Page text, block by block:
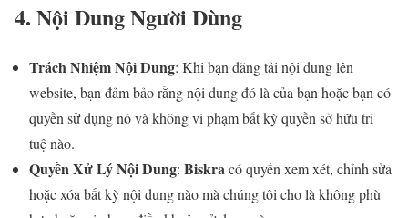
4. Nội Dung Người Dùng
Trách Nhiệm Nội Dung: Khi bạn đăng tải nội dung lên
website, bạn đảm bảo rằng nội dung đó là của bạn hoặc bạn có
quyền sử dụng nó và không vi phạm bất kỳ quyền sở hữu trí
tuệ nào.
Quyền Xử Lý Nội Dung: Biskracó quyền xem xét, chỉnh sửa
hoặc xóa bất kỳ nội dung nào mà chúng tôi cho là không phù